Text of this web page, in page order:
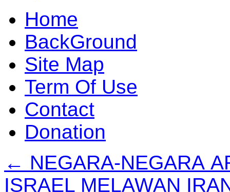
Home
BackGround
Site Map
Term Of Use
Contact
Donation
← NEGARA-NEGARA
ISRAEL MELAWAN